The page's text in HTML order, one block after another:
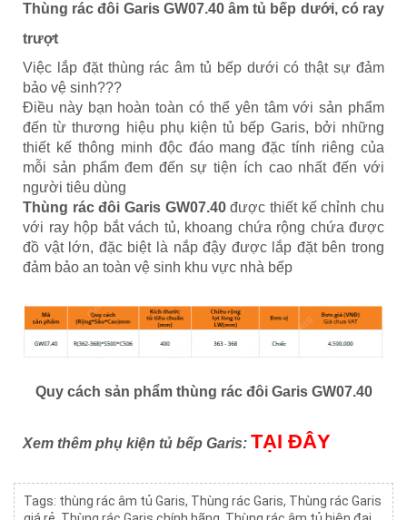
Thùng rác đôi Garis GW07.40 âm tủ bếp dưới, có ray
trượt
Việc lắp đặt thùng rác âm tủ bếp dưới có thật sự đảm
bảo vệ sinh???
Điều này bạn hoàn toàn có thể yên tâm với sản phẩm
đến từ thương hiệu phụ kiện tủ bếp Garis, bởi những
thiết kế thông minh độc đáo mang đặc tính riêng của
mỗi sản phẩm đem đến sự tiện ích cao nhất đến với
người tiêu dùng
Thùng rác đôi Garis GW07.40được thiết kế chỉnh chu
với ray hộp bắt vách tủ, khoang chứa rộng chứa được
đồ vật lớn, đặc biệt là nắp đậy được lắp đặt bên trong
đảm bảo an toàn vệ sinh khu vực nhà bếp
Quy cách sản phẩm thùng rác đôi Garis GW07.40
Xem thêm phụ kiện tủ bếp Garis: TẠI ĐÂY
Tags: thùng rác âm tủ Garis, Thùng rác Garis, Thùng rác Garis